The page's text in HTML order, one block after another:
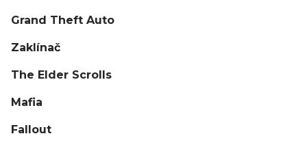
Grand Theft Auto
Zaklínač
The Elder Scrolls
Mafia
Fallout